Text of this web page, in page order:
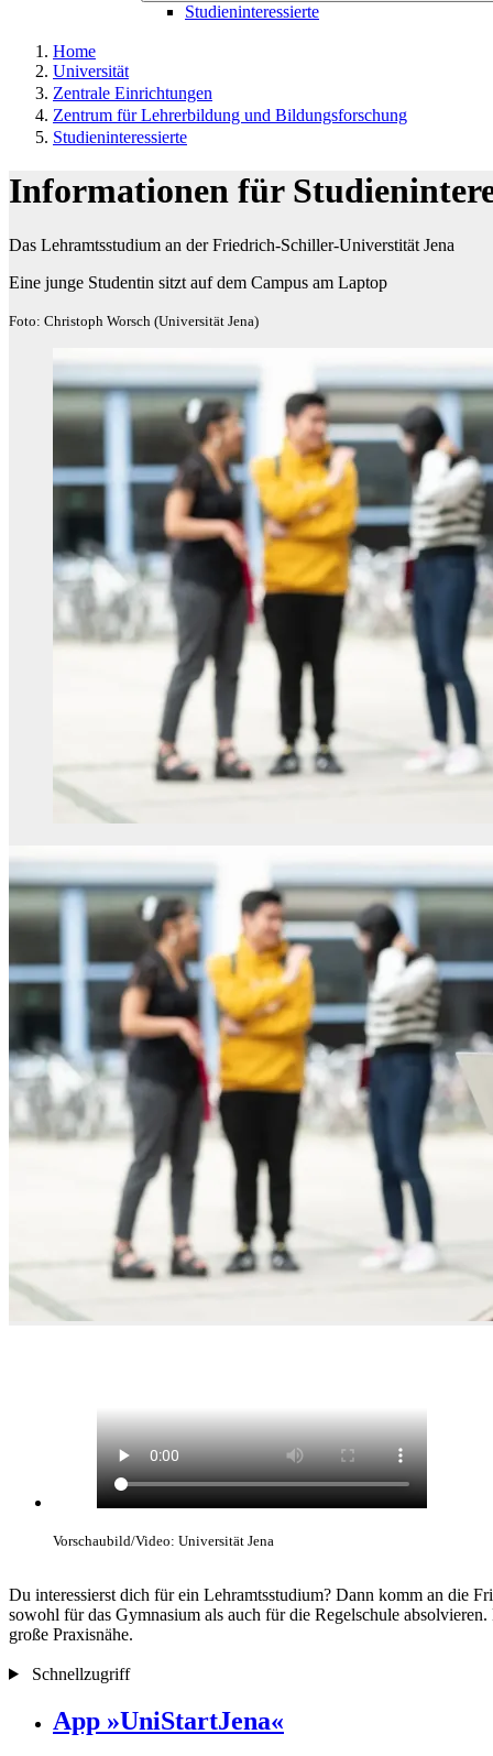
Studieninteressierte
Home
Universität
Zentrale Einrichtungen
Zentrum für Lehrerbildung und Bildungsforschung
Studieninteressierte
Informationen für
Das Lehramtsstudium an der Friedrich-Schiller-Universtität Jena
Eine junge Studentin sitzt auf dem Campus am Laptop
Foto: Christoph Worsch (Universität Jena)
Vorschaubild/Video: Universität Jena
Du interessierst dich für ein Lehramtsstudium? Dann komm an die
sowohl für das Gymnasium als auch für die Regelschule
große Praxisnähe.
Schnellzugriff
App »UniStartJena«